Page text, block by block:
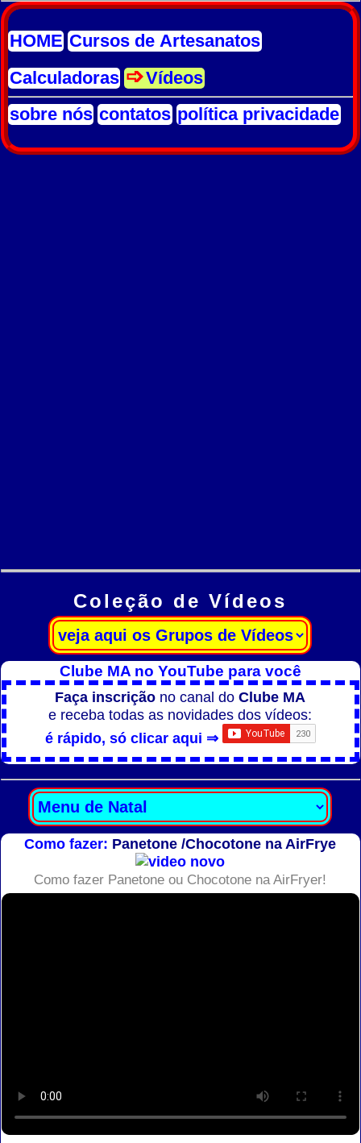
HOME Cursos de Artesanatos
Calculadoras
Vídeos
sobre nós contatos política privacidade
Coleção de Vídeos
Clube MA no YouTube para você
Faça inscrição no canal doClube MA
e receba todas as novidades dos vídeos:
é rápido, só clicar aqui ⇒
Como fazer: Panetone /Chocotone na AirFrye
Como fazer Panetone ou Chocotone na AirFryer!